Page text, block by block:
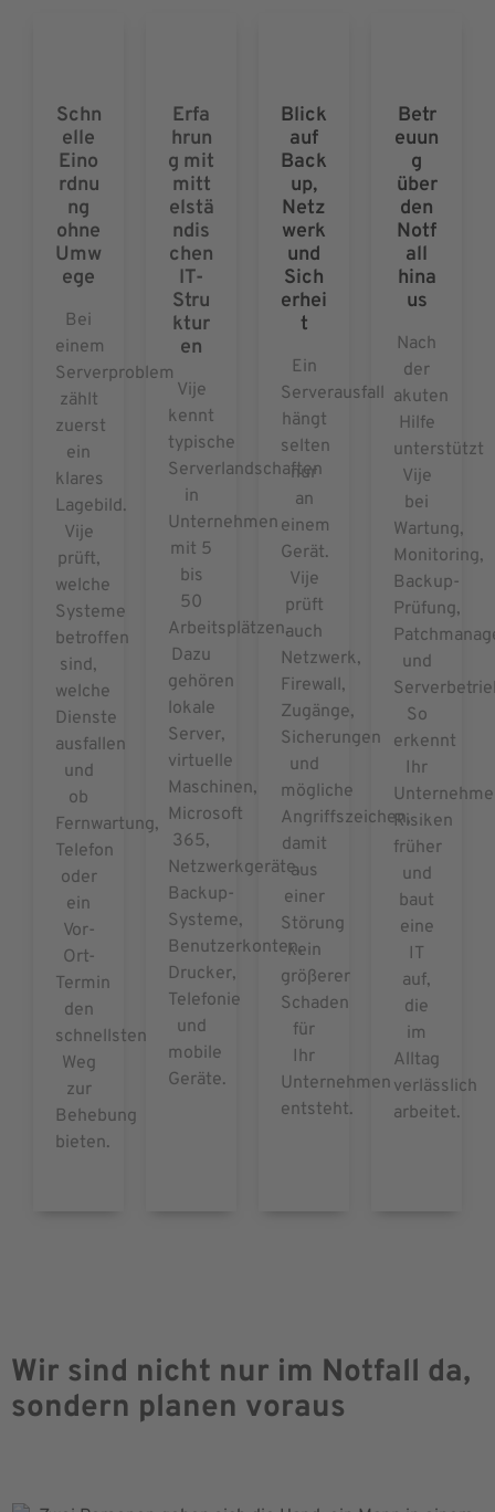
Schn
elle
Eino
rdnu
ng
ohne
Umw
ege
Bei
einem
Serverproblem
zählt
zuerst
ein
klares
Lagebild.
Vije
prüft,
welche
Systeme
betroffen
sind,
welche
Dienste
ausfallen
und
ob
Fernwartung,
Telefon
oder
ein
Vor-
Ort-
Termin
den
schnellsten
Weg
zur
Behebung
bieten.
Erfa
hrun
g mit
mitt
elstä
ndis
chen
IT-
Stru
ktur
en
Vije
kennt
typische
Serverlandschaften
in
Unternehmen
mit 5
bis
50
Arbeitsplätzen.
Dazu
gehören
lokale
Server,
virtuelle
Maschinen,
Microsoft
365,
Netzwerkgeräte,
Backup-
Systeme,
Benutzerkonten,
Drucker,
Telefonie
und
mobile
Geräte.
Blick
auf
Back
up,
Netz
werk
und
Sich
erhei
t
Ein
Serverausfall
hängt
selten
nur
an
einem
Gerät.
Vije
prüft
auch
Netzwerk,
Firewall,
Zugänge,
Sicherungen
und
mögliche
Angriffszeichen,
damit
aus
einer
Störung
kein
größerer
Schaden
für
Ihr
Unternehmen
entsteht.
Betr
euun
g
über
den
Notf
all
hina
us
Nach
der
akuten
Hilfe
unterstützt
Vije
bei
Wartung,
Monitoring,
Backup-
Prüfung,
und
So
erkennt
Ihr
Risiken
früher
und
baut
eine
IT
auf,
die
im
Alltag
verlässlich
arbeitet.
Wir sind nicht nur im Notfall da,
sondern planen voraus